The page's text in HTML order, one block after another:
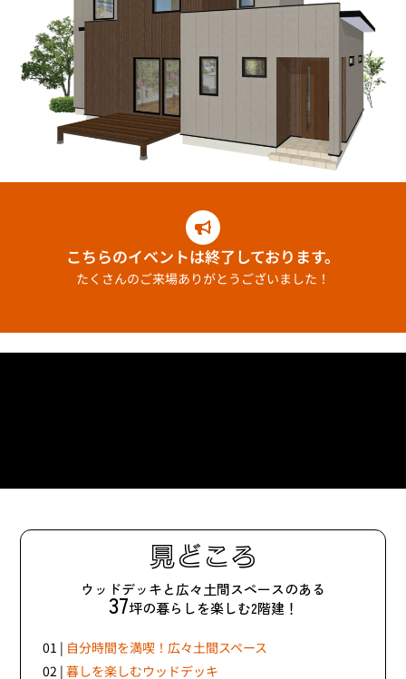
こちらのイベントは終了しております。
たくさんのご来場ありがとうございました！
見どころ
ウッドデッキと広々土間スペースのある
37坪の暮らしを楽しむ2階建！
01 | 自分時間を満喫！広々土間スペース
02 | 暮しを楽しむウッドデッキ